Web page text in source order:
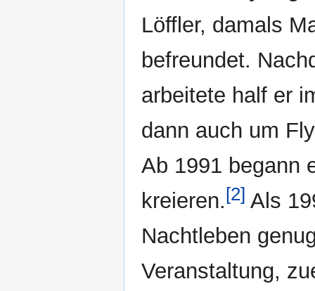
Löffler, damals
befreundet.
arbeitete half er
dann auch um
Ab 1991 begann
kreieren.[2] Als
Nachtleben
Veranstaltung,